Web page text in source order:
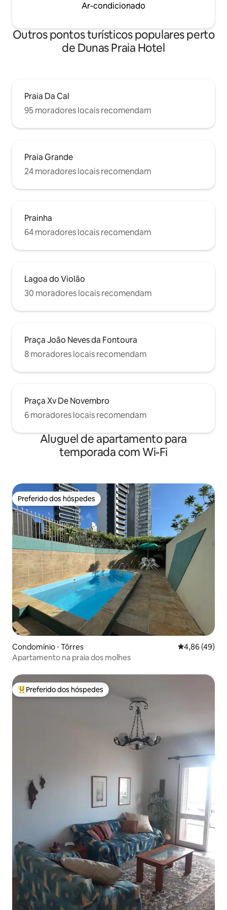
Ar-condicionado
Outros pontos turísticos populares perto
de Dunas Praia Hotel
Praia Da Cal
95 moradores locais recomendam
Praia Grande
24 moradores locais recomendam
Prainha
64 moradores locais recomendam
Lagoa do Violão
30 moradores locais recomendam
Praça João Neves da Fontoura
8 moradores locais recomendam
Praça Xv De Novembro
6 moradores locais recomendam
Aluguel de apartamento para
temporada com Wi-Fi
Preferido dos hóspedes
Preferido dos hóspedes
Condomínio ⋅ Tôrres 4,86 de uma
4,86 (49)
Apartamento na praia dos molhes
Entre os melhores preferidos dos hóspedes
Preferido dos hóspedes